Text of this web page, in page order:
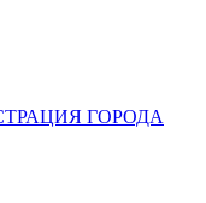
ГОРОДА